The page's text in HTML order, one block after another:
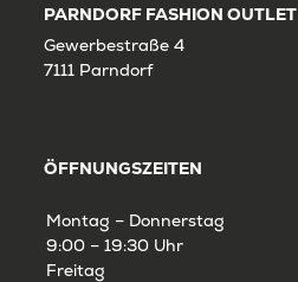
PARNDORF FASHION OUTLET
Gewerbestraße 4
7111 Parndorf
ÖFFNUNGSZEITEN
Montag – Donnerstag
9:00 – 19:30 Uhr
Freitag